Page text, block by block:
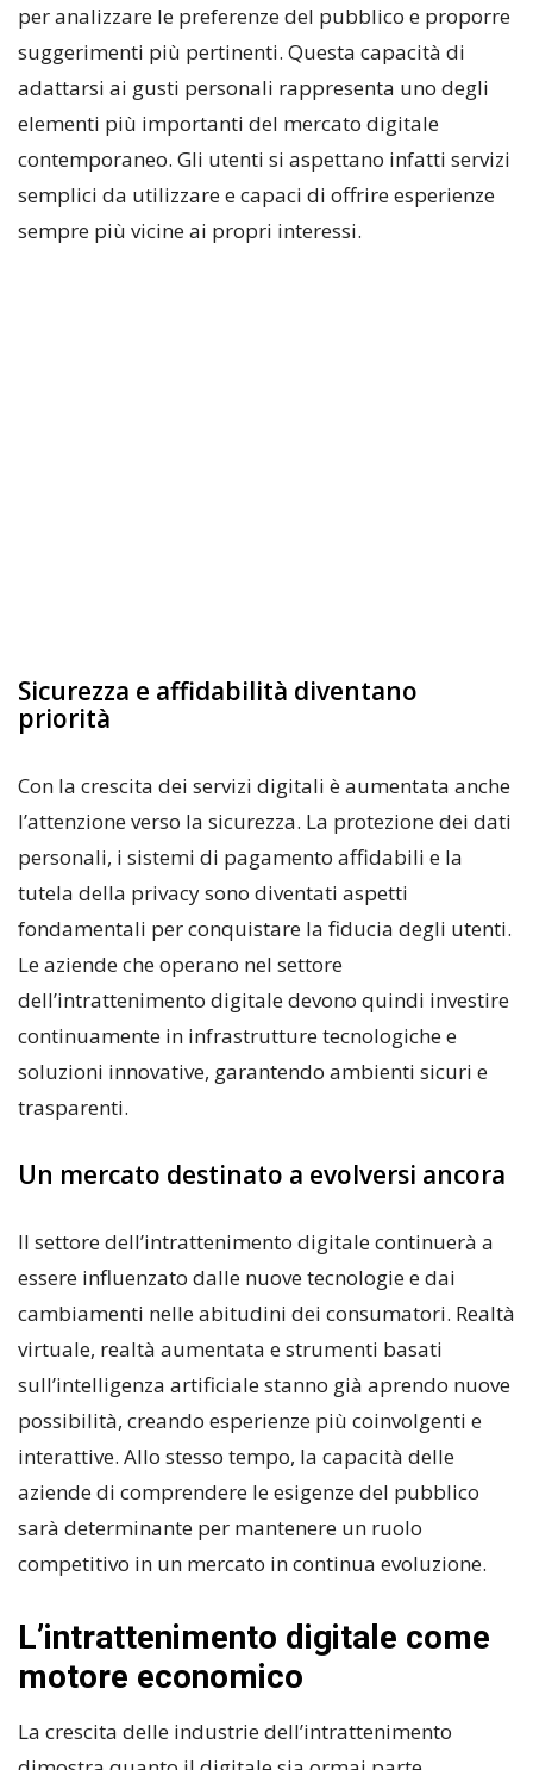
per analizzare le preferenze del pubblico e proporre
suggerimenti più pertinenti. Questa capacità di
adattarsi ai gusti personali rappresenta uno degli
elementi più importanti del mercato digitale
contemporaneo. Gli utenti si aspettano infatti servizi
semplici da utilizzare e capaci di offrire esperienze
sempre più vicine ai propri interessi.
Sicurezza e affidabilità diventano
priorità
Con la crescita dei servizi digitali è aumentata anche
l’attenzione verso la sicurezza. La protezione dei dati
personali, i sistemi di pagamento affidabili e la
tutela della privacy sono diventati aspetti
fondamentali per conquistare la fiducia degli utenti.
Le aziende che operano nel settore
dell’intrattenimento digitale devono quindi investire
continuamente in infrastrutture tecnologiche e
soluzioni innovative, garantendo ambienti sicuri e
trasparenti.
Un mercato destinato a evolversi ancora
Il settore dell’intrattenimento digitale continuerà a
essere influenzato dalle nuove tecnologie e dai
cambiamenti nelle abitudini dei consumatori. Realtà
virtuale, realtà aumentata e strumenti basati
sull’intelligenza artificiale stanno già aprendo nuove
possibilità, creando esperienze più coinvolgenti e
interattive. Allo stesso tempo, la capacità delle
aziende di comprendere le esigenze del pubblico
sarà determinante per mantenere un ruolo
competitivo in un mercato in continua evoluzione.
L’intrattenimento digitale come
motore economico
La crescita delle industrie dell’intrattenimento